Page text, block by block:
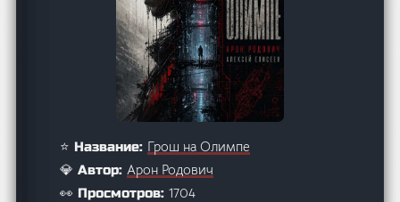
⭐ Название: Грош на Олимпе
💎 Автор:Арон Родович
👀 Просмотров:1704